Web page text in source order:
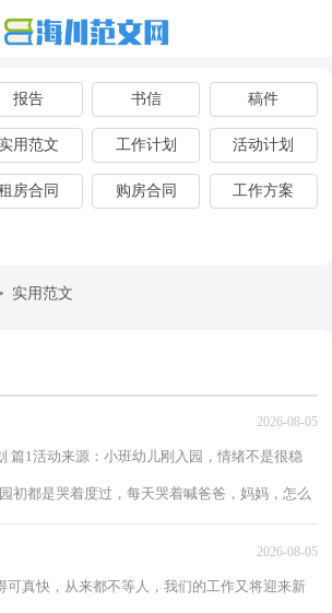
报告 书信 稿件
实用范文 工作计划 活动计划
房合同 购房合同 工作方案
实用范文
2026-08-05
篇1活动来源：小班幼儿刚入园，情绪不是很稳
初都是哭着度过，每天哭着喊爸爸，妈妈，怎么
2026-08-05
可真快，从来都不等人，我们的工作又将迎来新